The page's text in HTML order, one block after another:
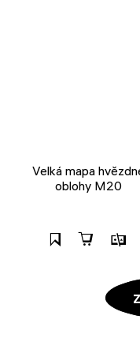
Velká mapa
oblohy M20